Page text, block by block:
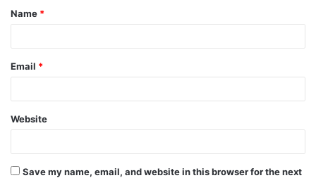
Name *
Email *
Website
Save my name, email, and website in this browser for the next